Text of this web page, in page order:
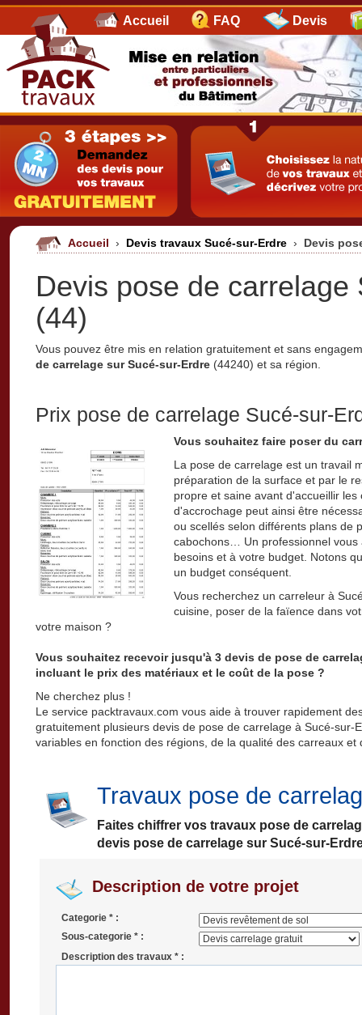
Accueil FAQ Devis
Accueil › Devis travaux Sucé-sur-Erdre › Devis
Devis pose de carrelage
(44)
Vous pouvez être mis en relation gratuitement et sans
de carrelage sur Sucé-sur-Erdre (44240) et sa région.
Prix pose de carrelage Sucé-sur-
Vous souhaitez faire poser du
La pose de carrelage est un travail
préparation de la surface et par le
propre et saine avant d'accueillir
d'accrochage peut ainsi être
ou scellés selon différents plans de
cabochons… Un professionnel
besoins et à votre budget. Notons
un budget conséquent.
Vous recherchez un carreleur à
cuisine, poser de la faïence dans
votre maison ?
Vous souhaitez recevoir jusqu'à 3 devis de pose de
incluant le prix des matériaux et le coût de la pose ?
Ne cherchez plus !
Le service packtravaux.com vous aide à trouver rapidement
gratuitement plusieurs devis de pose de carrelage à Sucé-
variables en fonction des régions, de la qualité des carreaux et
Travaux pose de
Faites chiffrer vos travaux pose de
devis pose de carrelage sur Sucé-sur-
Description de votre projet
Categorie * :
Sous-categorie * :
Description des travaux * :